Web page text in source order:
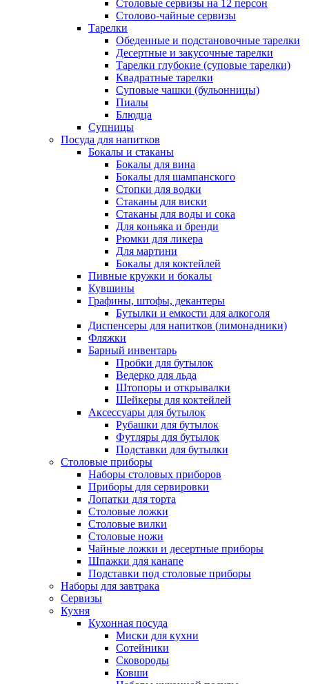
Столовые сервизы на 12 персон
Столово-чайные сервизы
Тарелки
Обеденные и подстановочные тарелки
Десертные и закусочные тарелки
Тарелки глубокие (суповые тарелки)
Квадратные тарелки
Суповые чашки (бульонницы)
Пиалы
Блюдца
Супницы
Посуда для напитков
Бокалы и стаканы
Бокалы для вина
Бокалы для шампанского
Стопки для водки
Стаканы для виски
Стаканы для воды и сока
Для коньяка и бренди
Рюмки для ликера
Для мартини
Бокалы для коктейлей
Пивные кружки и бокалы
Кувшины
Графины, штофы, декантеры
Бутылки и емкости для алкоголя
Диспенсеры для напитков (лимонадники)
Фляжки
Барный инвентарь
Пробки для бутылок
Ведерко для льда
Штопоры и открывалки
Шейкеры для коктейлей
Аксессуары для бутылок
Рубашки для бутылок
Футляры для бутылок
Подставки для бутылки
Столовые приборы
Наборы столовых приборов
Приборы для сервировки
Лопатки для торта
Столовые ложки
Столовые вилки
Столовые ножи
Чайные ложки и десертные приборы
Шпажки для канапе
Подставки под столовые приборы
Наборы для завтрака
Сервизы
Кухня
Кухонная посуда
Миски для кухни
Сотейники
Сковороды
Ковши